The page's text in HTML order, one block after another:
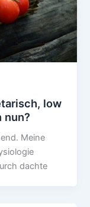
low
nun?
Meine
dachte